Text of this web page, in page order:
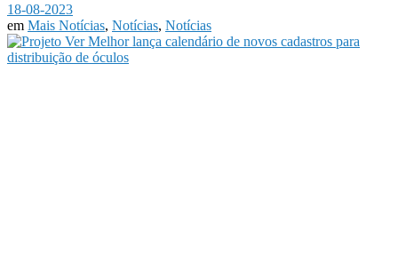
18-08-2023
em Mais Notícias, Notícias, Notícias